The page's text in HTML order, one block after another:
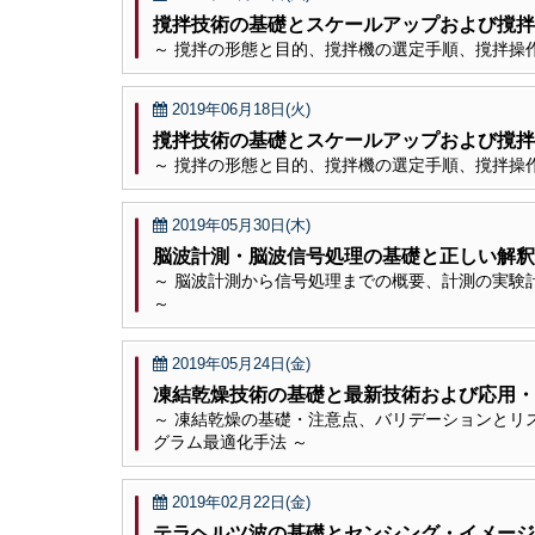
撹拌技術の基礎とスケールアップおよび撹
～ 撹拌の形態と目的、撹拌機の選定手順、撹拌
2019年06月18日(火)
撹拌技術の基礎とスケールアップおよび撹
～ 撹拌の形態と目的、撹拌機の選定手順、撹拌
2019年05月30日(木)
脳波計測・脳波信号処理の基礎と正しい解
～ 脳波計測から信号処理までの概要、計測の実
～
2019年05月24日(金)
凍結乾燥技術の基礎と最新技術および応用
～ 凍結乾燥の基礎・注意点、バリデーションと
グラム最適化手法 ～
2019年02月22日(金)